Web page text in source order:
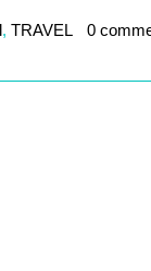
, TRAVEL 0